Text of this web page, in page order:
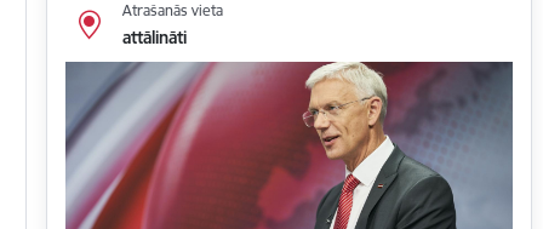
Atrašanās vieta
attālināti